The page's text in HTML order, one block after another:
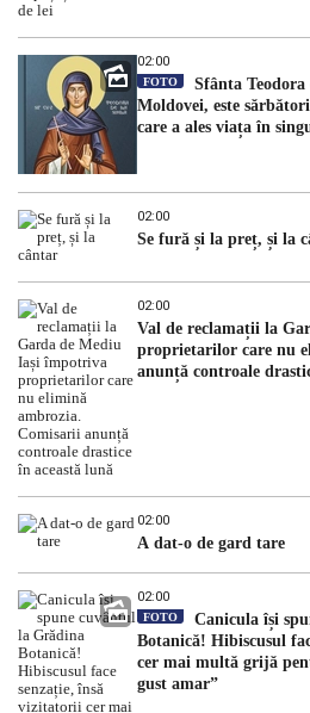
02:00
FOTO
Sfânta
Moldovei, este
care a ales viața în
02:00
Se fură și la preț, și la
02:00
Val de reclamații la
proprietarilor care nu
anunță controale
02:00
A dat-o de gard tare
02:00
FOTO
Canicula își
Botanică! Hibiscusul
cer mai multă grijă
gust amar”